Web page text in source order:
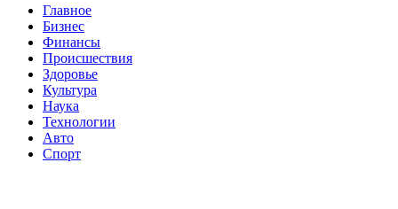
Главное
Бизнес
Финансы
Происшествия
Здоровье
Культура
Наука
Технологии
Авто
Спорт